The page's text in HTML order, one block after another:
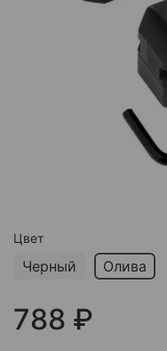
Цвет
Черный Олива
788 ₽